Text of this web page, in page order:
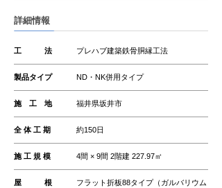
詳細情報
工 法 プレハブ建築鉄骨胴縁工法
製品タイプ ND・NK併用タイプ
施 工 地 福井県坂井市
全 体 工 期 約150日
施 工 規 模 4間 × 9間 2階建 227.97㎡
屋 根
フラット折板88タイプ（ガルバリウム